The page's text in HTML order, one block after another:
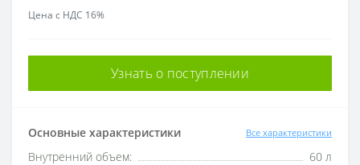
Цена с НДС 16%
Узнать о поступлении
Основные характеристики Все характеристики
Внутренний объем:
60 л